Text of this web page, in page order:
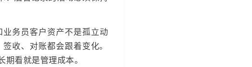
务员客户资产不是孤立动
收、对账都会跟着变化。
看就是管理成本。